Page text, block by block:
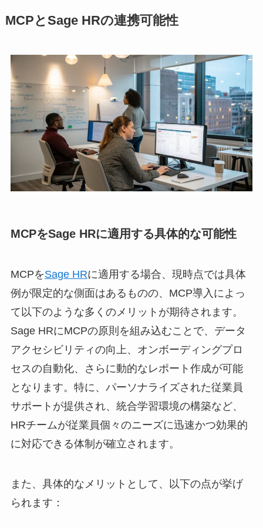
MCPとSage HRの連携可能性
MCPをSage HRに適用する具体的な可能性
MCPをSage HRに適用する場合、現時点では具体
例が限定的な側面はあるものの、MCP導入によっ
て以下のような多くのメリットが期待されます。
Sage HRにMCPの原則を組み込むことで、データ
アクセシビリティの向上、オンボーディングプロ
セスの自動化、さらに動的なレポート作成が可能
となります。特に、パーソナライズされた従業員
サポートが提供され、統合学習環境の構築など、
HRチームが従業員個々のニーズに迅速かつ効果的
に対応できる体制が確立されます。
また、具体的なメリットとして、以下の点が挙げ
られます：